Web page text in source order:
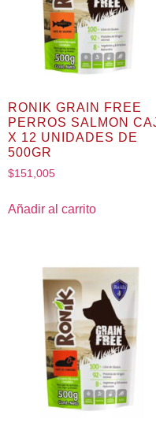
RONIK GRAIN FREE
PERROS SALMON
X 12 UNIDADES DE
500GR
$151,005
Añadir al carrito